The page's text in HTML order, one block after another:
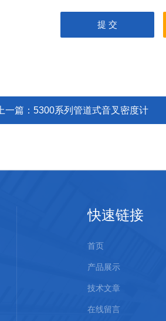
上一篇： 5300系列管道式音叉密度计
快速链接
首页
产品展示
技术文章
在线留言